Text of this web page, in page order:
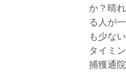
か？晴
る人が
も少な
タイミ
捕獲通